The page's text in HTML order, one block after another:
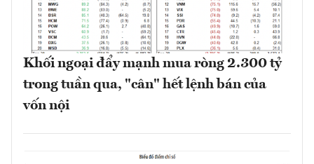
Khối ngoại đẩy mạnh mua ròng 2.300 tỷ
trong tuần qua, "cân" hết lệnh bán của
vốn nội